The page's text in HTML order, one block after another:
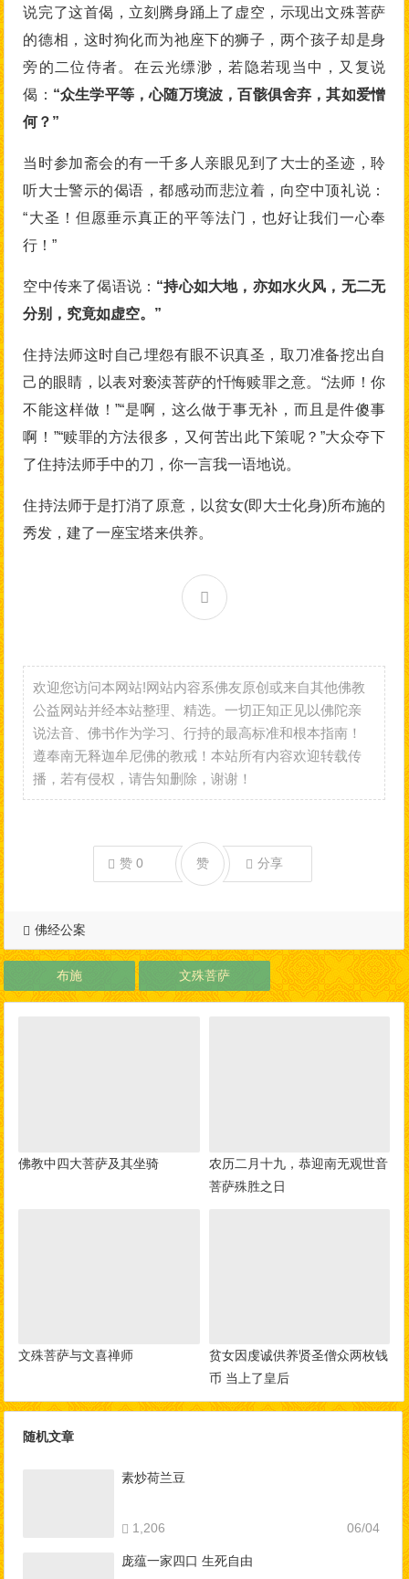
说完了这首偈，立刻腾身踊上了虚空，示现出文殊菩萨
的德相，这时狗化而为祂座下的狮子，两个孩子却是身
旁的二位侍者。在云光缥渺，若隐若现当中，又复说
偈： “众生学平等，心随万境波，百骸俱舍弃，其如爱憎
何？”
当时参加斋会的有一千多人亲眼见到了大士的圣迹，聆
听大士警示的偈语，都感动而悲泣着，向空中顶礼说：
“大圣！但愿垂示真正的平等法门，也好让我们一心奉
行！”
空中传来了偈语说： “持心如大地，亦如水火风，无二无
分别，究竟如虚空。”
住持法师这时自己埋怨有眼不识真圣，取刀准备挖出自
己的眼睛，以表对亵渎菩萨的忏悔赎罪之意。“法师！你
不能这样做！”“是啊，这么做于事无补，而且是件傻事
啊！”“赎罪的方法很多，又何苦出此下策呢？”大众夺下
了住持法师手中的刀，你一言我一语地说。
住持法师于是打消了原意，以贫女(即大士化身)所布施的
秀发，建了一座宝塔来供养。
欢迎您访问本网站!网站内容系佛友原创或来自其他佛教
公益网站并经本站整理、精选。一切正知正见以佛陀亲
说法音、佛书作为学习、行持的最高标准和根本指南！
遵奉南无释迦牟尼佛的教戒！本站所有内容欢迎转载传
播，若有侵权，请告知删除，谢谢！
赞0 分享
赞
佛经公案
布施 文殊菩萨
佛教中四大菩萨及其坐骑
农历二月十九，恭迎南无观世音
菩萨殊胜之日
文殊菩萨与文喜禅师
贫女因虔诚供养贤圣僧众两枚钱
币 当上了皇后
随机文章
素炒荷兰豆
06/04
1,206
庞蕴一家四口 生死自由